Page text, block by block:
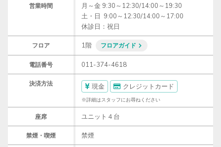
営業時間
月～金 9:30～12:30/14:00～19:30
土・日  9:00～12:30/14:00～17:00
休診日：祝日
フロア 1階 フロアガイド
電話番号 011-374-4618
決済方法 現金 クレジットカード
※詳細はスタッフにお尋ねください
座席 ユニット４台
禁煙・喫煙 禁煙